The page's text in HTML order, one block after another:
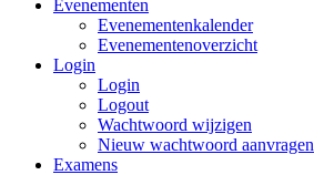
Evenementen
Evenementenkalender
Evenementenoverzicht
Login
Login
Logout
Wachtwoord wijzigen
Nieuw wachtwoord aanvragen
Examens